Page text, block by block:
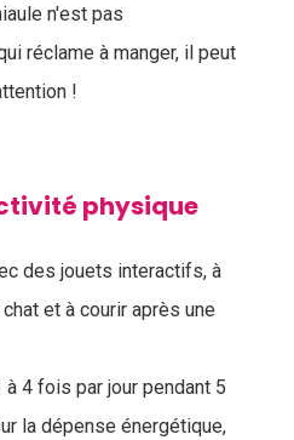
n'est pas
réclame à manger, il peut
!
physique
des jouets interactifs, à
et à courir après une
à 4 fois par jour pendant 5
la dépense énergétique,